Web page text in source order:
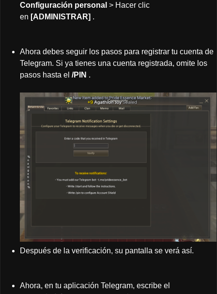
Configuración personal > Hacer clic
en [ADMINISTRAR] .
Ahora debes seguir los pasos para registrar tu cuenta de
Telegram. Si ya tienes una cuenta registrada, omite los
pasos hasta el /PIN .
Después de la verificación, su pantalla se verá así.
Ahora, en tu aplicación Telegram, escribe el